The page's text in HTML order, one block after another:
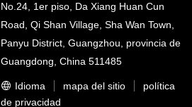
No.24, 1er piso, Da Xiang Huan Cun
Road, Qi Shan Village, Sha Wan Town,
Panyu District, Guangzhou, provincia de
Guangdong, China 511485
Idioma mapa del sitio
política
de privacidad